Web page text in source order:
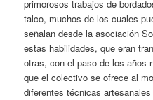
primorosos trabajos de
talco, muchos de los cuales
señalan desde la asociación
estas habilidades, que eran
otras, con el paso de los años
que el colectivo se ofrece al
diferentes técnicas